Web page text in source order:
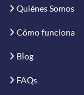
Quiénes Somos
Cómo funciona
Blog
FAQs